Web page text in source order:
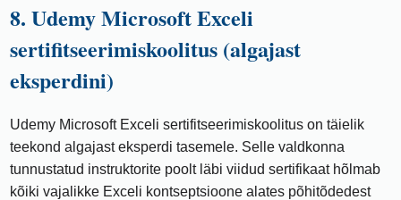
8. Udemy Microsoft Exceli
sertifitseerimiskoolitus (algajast
eksperdini)
Udemy Microsoft Exceli sertifitseerimiskoolitus on täielik
teekond algajast eksperdi tasemele. Selle valdkonna
tunnustatud instruktorite poolt läbi viidud sertifikaat hõlmab
kõiki vajalikke Exceli kontseptsioone alates põhitõdedest